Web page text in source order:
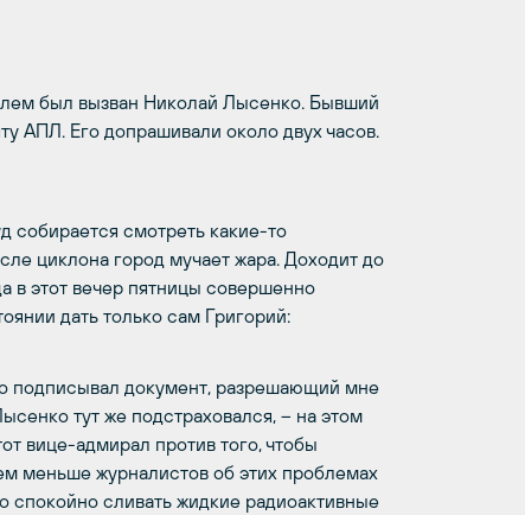
был вызван Николай Лысенко. Бывший
АПЛ. Его допрашивали около двух часов.
собирается смотреть какие-то
циклона город мучает жара. Доходит до
в этот вечер пятницы совершенно
дать только сам Григорий:
подписывал документ, разрешающий мне
тут же подстраховался, – на этом
вице-адмирал против того, чтобы
меньше журналистов об этих проблемах
сливать жидкие радиоактивные